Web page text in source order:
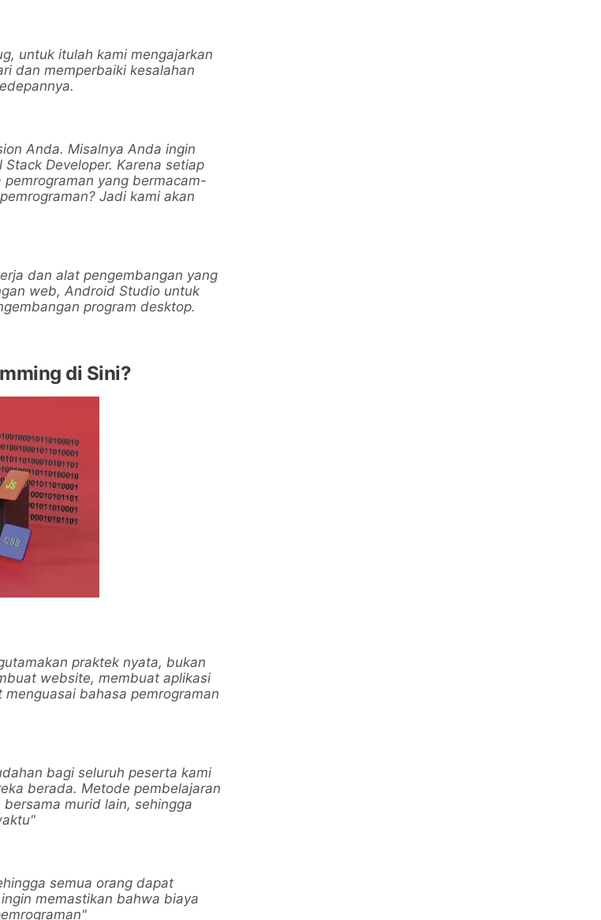
untuk itulah kami mengajarkan
dan memperbaiki kesalahan
Anda. Misalnya Anda ingin
Developer. Karena setiap
yang bermacam-
Jadi kami akan
dan alat pengembangan yang
web, Android Studio untuk
program desktop.
di Sini?
praktek nyata, bukan
website, membuat aplikasi
bahasa pemrograman
bagi seluruh peserta kami
berada. Metode pembelajaran
murid lain, sehingga
semua orang dapat
memastikan bahwa biaya